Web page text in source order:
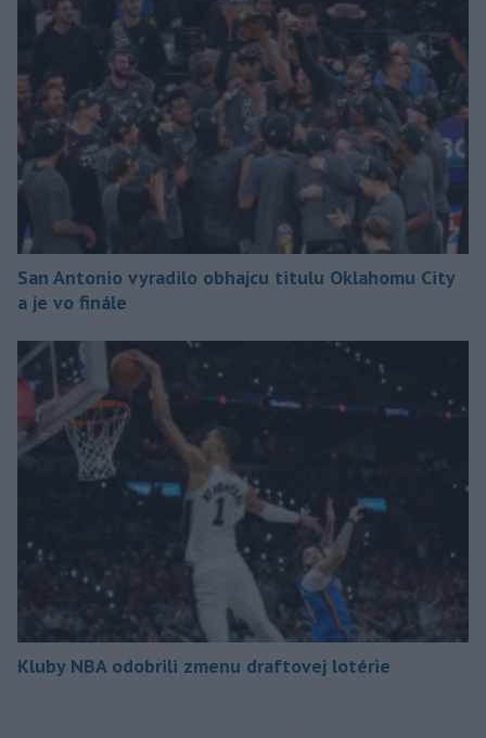
San Antonio vyradilo obhajcu titulu Oklahomu City
a je vo finále
Kluby NBA odobrili zmenu draftovej lotérie